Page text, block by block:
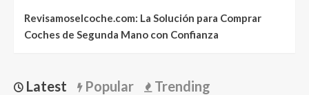
Revisamoselcoche.com: La Solución para Comprar
Coches de Segunda Mano con Confianza
Latest Popular Trending